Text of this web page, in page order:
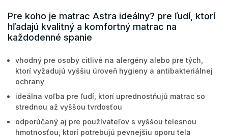
Pre koho je matrac Astra ideálny? pre ľudí, ktorí
hľadajú kvalitný a komfortný matrac na
každodenné spanie
vhodný pre osoby citlivé na alergény alebo pre tých,
ktorí vyžadujú vyššiu úroveň hygieny a antibakteriálnej
ochrany
ideálna voľba pre ľudí, ktorí uprednostňujú matrac so
strednou až vyššou tvrdosťou
odporúčaný aj pre používateľov s vyššou telesnou
hmotnosťou, ktorí potrebujú pevnejšiu oporu tela